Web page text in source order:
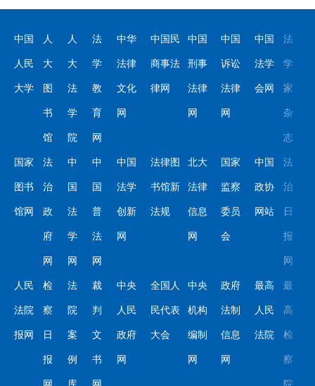
中国
人民
大学
人
大
图
书
馆
人
大
法
学
院
法
学
教
育
网
中华
法律
文化
网
中国民
商事法
律网
中国
刑事
法律
网
中国
诉讼
法律
网
中国
法学
会网
法
学
家
杂
志
国家
图书
馆网
法
治
政
府
网
中
国
法
学
网
中
国
普
法
网
中国
法学
创新
网
法律图
书馆新
法规
北大
法律
信息
网
国家
监察
委员
会
中国
政协
网站
法
治
日
报
网
人民
法院
报网
检
察
日
报
法
院
案
例
裁
判
文
书
中央
人民
政府
网
全国人
民代表
大会
中央
机构
编制
网
政府
法制
信息
网
最高
人民
法院
最
高
检
察